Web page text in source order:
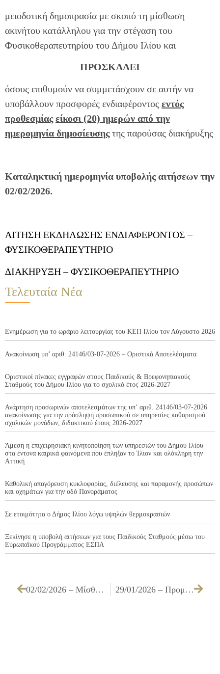
μειοδοτική δημοπρασία με σκοπό τη μίσθωση
ακινήτου κατάλληλου για την στέγαση του
Φυσικοθεραπευτηρίου του Δήμου Ιλίου και
ΠΡΟΣΚΑΛΕΙ
όσους επιθυμούν να συμμετάσχουν σε αυτήν να
υποβάλλουν προσφορές ενδιαφέροντος εντός
προθεσμίας είκοσι (20) ημερών από την
ημερομηνία δημοσίευσηςτης παρούσας διακήρυξης
Καταληκτική ημερομηνία υποβολής αιτήσεων την
02/02/2026.
ΑΙΤΗΣΗ ΕΚΔΗΛΩΣΗΣ ΕΝΔΙΑΦΕΡΟΝΤΟΣ –
ΦΥΣΙΚΟΘΕΡΑΠΕΥΤΗΡΙΟ
ΔΙΑΚΗΡΥΞΗ – ΦΥΣΙΚΟΘΕΡΑΠΕΥΤΗΡΙΟ
Τελευταία Νέα
Ενημέρωση για το ωράριο λειτουργίας του ΚΕΠ Ιλίου τον Αύγουστο 2026
Ανακοίνωση υπ’ αριθ. 24146/03-07-2026 – Οριστικά Αποτελέσματα
Οριστικοί πίνακες εγγραφών στους Παιδικούς & Βρεφονηπιακούς
Σταθμούς του Δήμου Ιλίου για το σχολικό έτος 2026-2027
Ανάρτηση προσωρινών αποτελεσμάτων της υπ’ αριθ. 24146/03-07-2026
ανακοίνωσης για την πρόσληψη προσωπικού σε υπηρεσίες καθαρισμού
σχολικών μονάδων, διδακτικού έτους 2026-2027
Άμεση η επιχειρησιακή κινητοποίηση των υπηρεσιών του Δήμου Ιλίου
στα έντονα καιρικά φαινόμενα που έπληξαν το Ίλιον και ολόκληρη την
Αττική
Καθολική απαγόρευση κυκλοφορίας, διέλευσης και παραμονής προσώπων
και οχημάτων για την οδό Πανοράματος
Σε ετοιμότητα ο Δήμος Ιλίου λόγω υψηλών θερμοκρασιών
Ξεκίνησε η υποβολή αιτήσεων για τους Παιδικούς Σταθμούς μέσω του
Ευρωπαϊκού Προγράμματος ΕΣΠΑ
02/02/2026 – Μίσθωση ακινήτου για την στέγαση του Α ΚΑΠΗ Δήμου Ιλίου 29/01/2026 – Προμήθεια ελαστικών για τα οχήματα του Δήμου